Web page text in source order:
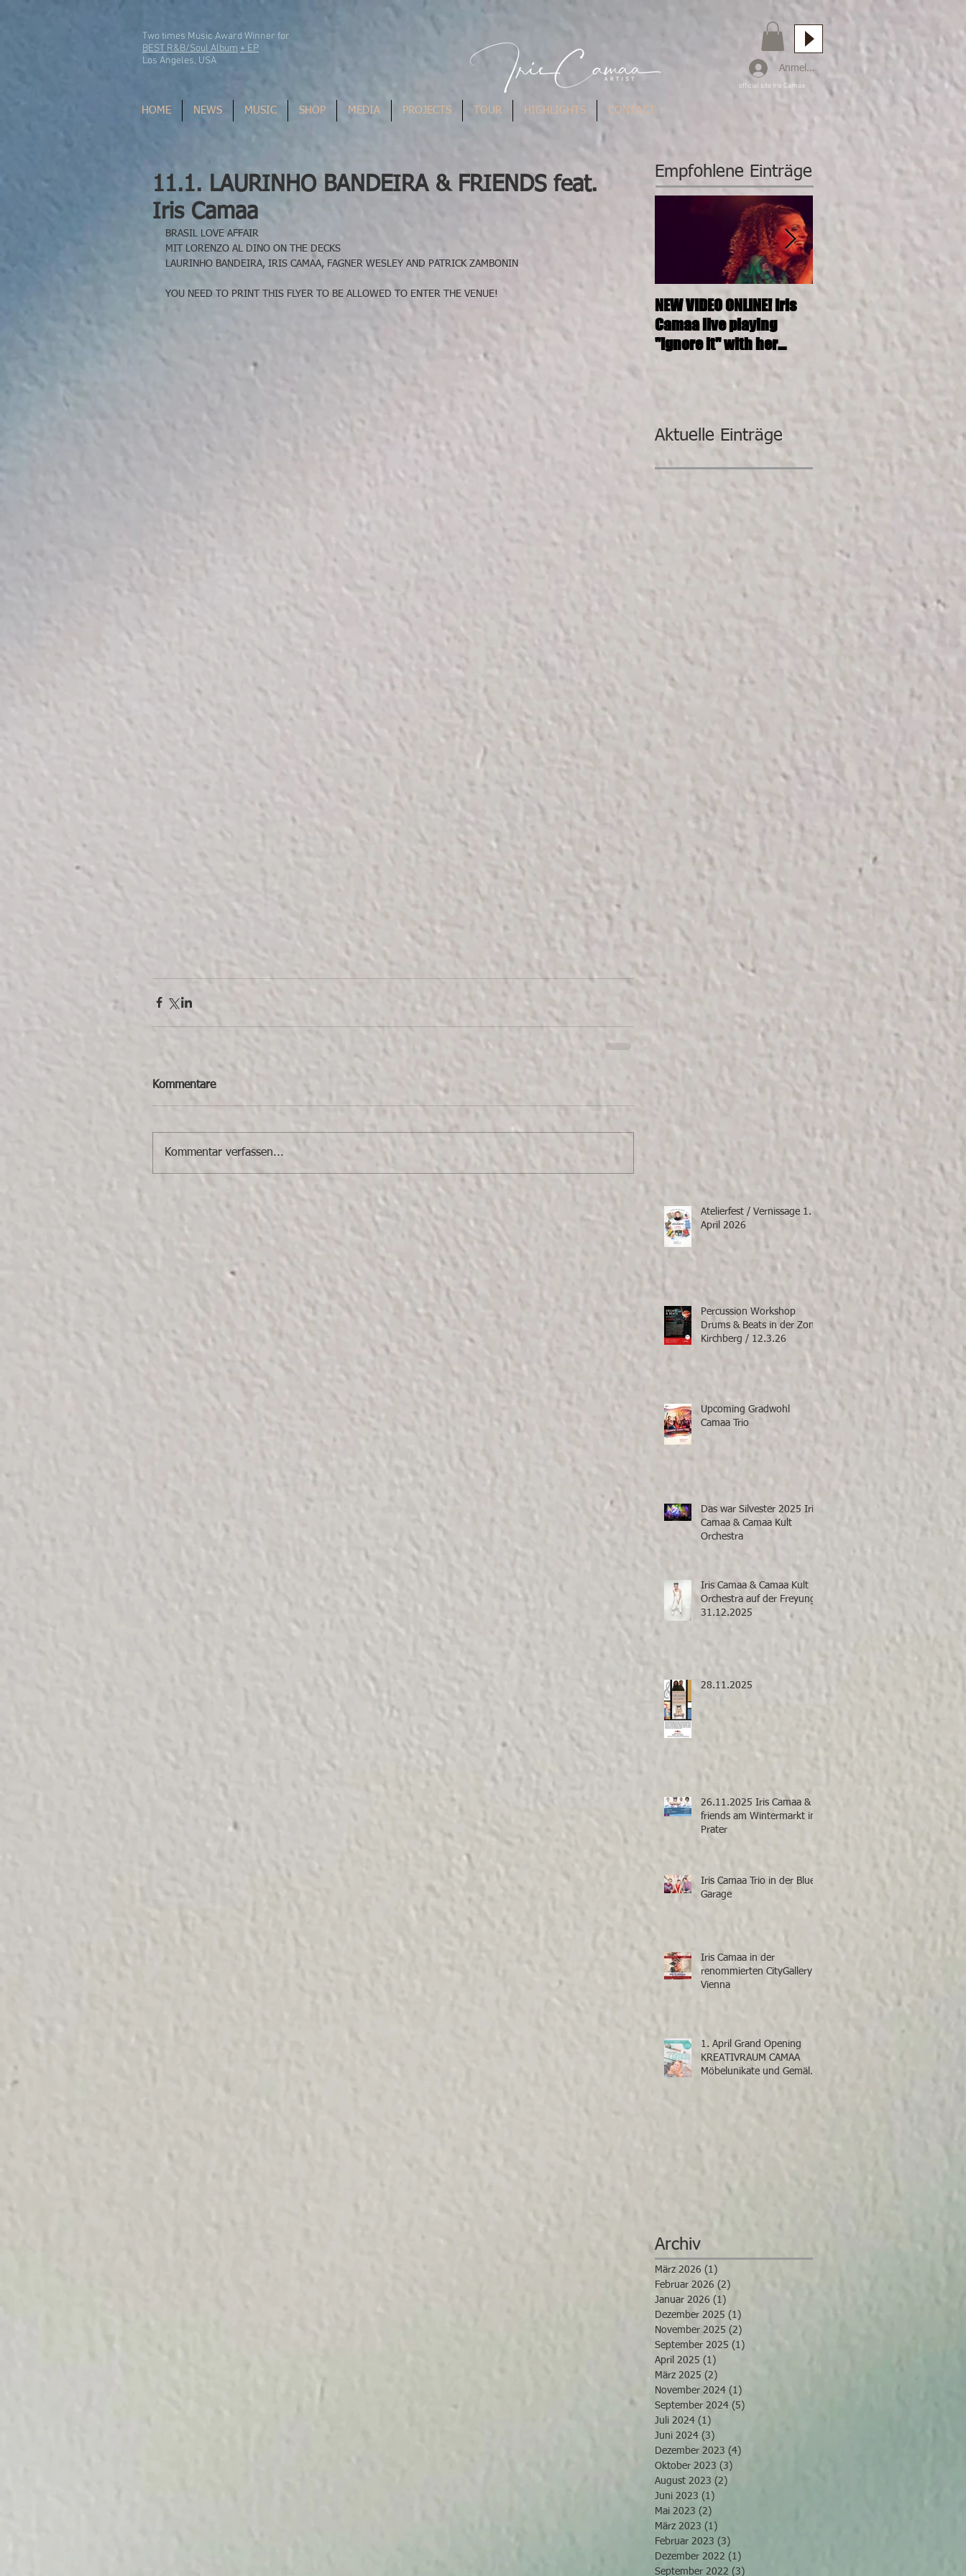
Two times Music Award Winner for
BEST R&B/Soul Album + EP
Los Angeles, USA
Anmelden
official site Iris Camaa
HOME NEWS MUSIC SHOP MEDIA PROJECTS TOUR HIGHLIGHTS CONTACT
11.1. LAURINHO BANDEIRA & FRIENDS feat.
Iris Camaa
BRASIL LOVE AFFAIR
MIT LORENZO AL DINO ON THE DECKS
LAURINHO BANDEIRA, IRIS CAMAA, FAGNER WESLEY AND PATRICK ZAMBONIN
YOU NEED TO PRINT THIS FLYER TO BE ALLOWED TO ENTER THE VENUE!
Kommentare
Kommentar verfassen...
Empfohlene Einträge
NEW VIDEO ONLINE! Iris
Camaa live playing
"Ignore it" with her
incredible band.
26.11.2016, 20:00, IRIS
CAMAA 4tett @ SOSHANA
Aktuelle Einträge
Atelierfest / Vernissage 1.
April 2026
Percussion Workshop
Drums & Beats in der Zone
Kirchberg / 12.3.26
Upcoming Gradwohl
Camaa Trio
Das war Silvester 2025 Iris
Camaa & Camaa Kult
Orchestra
Iris Camaa & Camaa Kult
Orchestra auf der Freyung
31.12.2025
28.11.2025
26.11.2025 Iris Camaa &
friends am Wintermarkt im
Prater
Iris Camaa Trio in der Blue
Garage
Iris Camaa in der
renommierten CityGallery
Vienna
1. April Grand Opening
KREATIVRAUM CAMAA
Möbelunikate und Gemälde
Archiv
März 2026 (1)
Februar 2026 (2)
Januar 2026 (1)
Dezember 2025 (1)
November 2025 (2)
September 2025 (1)
April 2025 (1)
März 2025 (2)
November 2024 (1)
September 2024 (5)
Juli 2024 (1)
Juni 2024 (3)
Dezember 2023 (4)
Oktober 2023 (3)
August 2023 (2)
Juni 2023 (1)
Mai 2023 (2)
März 2023 (1)
Februar 2023 (3)
Dezember 2022 (1)
September 2022 (3)